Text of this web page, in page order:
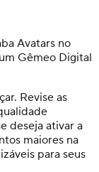
Avatars no
Gêmeo Digital
Revise as
deseja ativar a
maiores na
para seus